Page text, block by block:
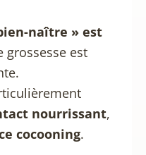
naître » est
grossesse est
nourrissant,
cocooning.